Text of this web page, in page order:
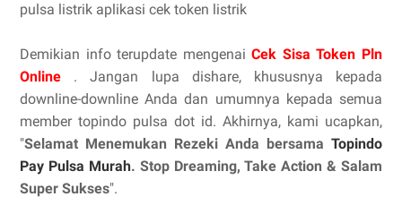
pulsa listrik aplikasi cek token listrik
Demikian info terupdate mengenaiCek Sisa Token Pln
Online . Jangan lupa dishare, khususnya kepada
downline-downline Anda dan umumnya kepada semua
member topindo pulsa dot id. Akhirnya, kami ucapkan,
"Selamat Menemukan Rezeki Anda bersama Topindo
Pay Pulsa Murah. Stop Dreaming, Take Action & Salam
Super Sukses".